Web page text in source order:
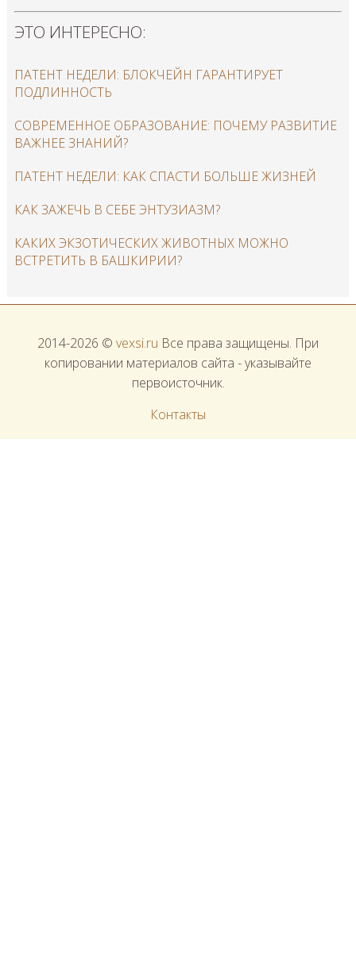
ЭТО ИНТЕРЕСНО:
ПАТЕНТ НЕДЕЛИ: БЛОКЧЕЙН ГАРАНТИРУЕТ
ПОДЛИННОСТЬ
СОВРЕМЕННОЕ ОБРАЗОВАНИЕ: ПОЧЕМУ РАЗВИТИЕ
ВАЖНЕЕ ЗНАНИЙ?
ПАТЕНТ НЕДЕЛИ: КАК СПАСТИ БОЛЬШЕ ЖИЗНЕЙ
КАК ЗАЖЕЧЬ В СЕБЕ ЭНТУЗИАЗМ?
КАКИХ ЭКЗОТИЧЕСКИХ ЖИВОТНЫХ МОЖНО
ВСТРЕТИТЬ В БАШКИРИИ?
2014-2026 © vexsi.ru Все права защищены. При
копировании материалов сайта - указывайте
первоисточник.
Контакты